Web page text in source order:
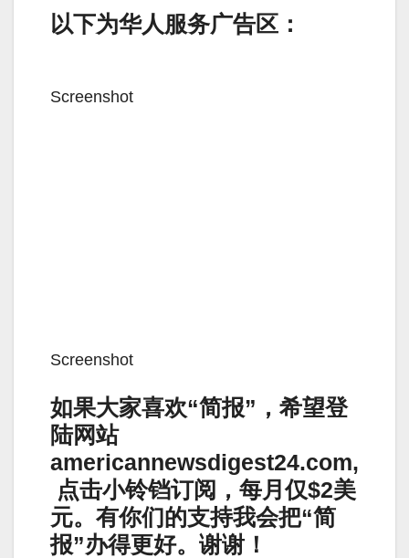
以下为华人服务广告区：
Screenshot
Screenshot
如果大家喜欢“简报”，希望登
陆网站
americannewsdigest24.com,
点击小铃铛订阅，每月仅$2美
元。有你们的支持我会把“简
报”办得更好。谢谢！